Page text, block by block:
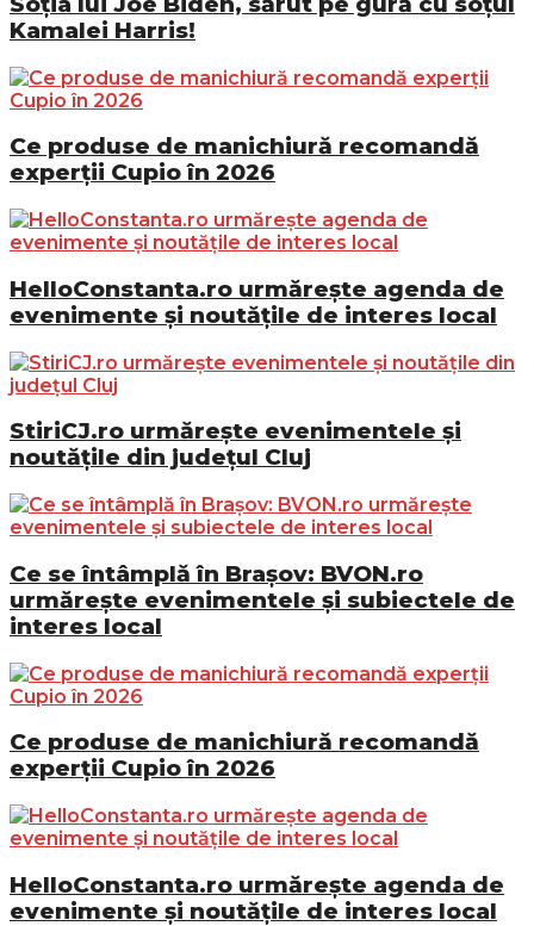
Kamalei Harris!
Ce produse de manichiură recomandă
experții Cupio în 2026
HelloConstanta.ro urmărește agenda de
evenimente și noutățile de interes local
StiriCJ.ro urmărește evenimentele și
noutățile din județul Cluj
Ce se întâmplă în Brașov: BVON.ro
urmărește evenimentele și subiectele de
interes local
Ce produse de manichiură recomandă
experții Cupio în 2026
HelloConstanta.ro urmărește agenda de
evenimente și noutățile de interes local